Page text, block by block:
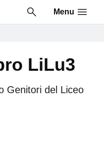
Menu
LiLu3
Genitori del Liceo